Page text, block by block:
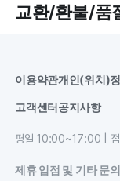
교환/환불/품
이용약관개인(위치)
고객센터공지사항
평일 10:00~17:00 |
제휴 입점 및 기타 문의